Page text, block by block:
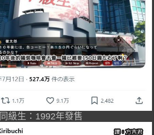
同級生：1992年發售